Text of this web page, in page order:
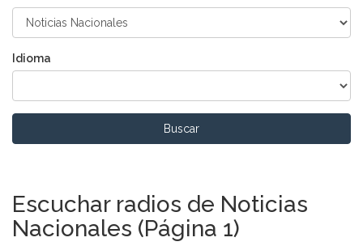
Idioma
Buscar
Escuchar radios de Noticias
Nacionales (Página 1)